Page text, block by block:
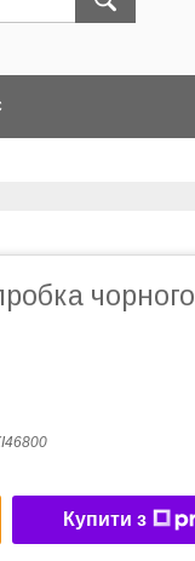
чорного
Купити з